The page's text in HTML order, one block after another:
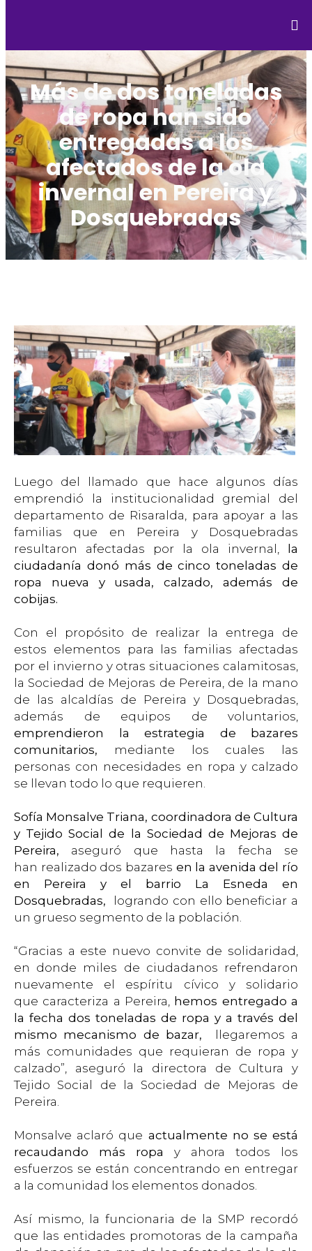
Más de dos toneladas
de ropa han sido
entregadas a los
afectados de la ola
invernal en Pereira y
Dosquebradas
Luego del llamado que hace algunos días
emprendió la institucionalidad gremial del
departamento de Risaralda, para apoyar a las
familias que en Pereira y Dosquebradas
resultaron afectadas por la ola invernal, la
ciudadanía donó más de cinco toneladas de
ropa nueva y usada, calzado, además de
cobijas.
Con el propósito de realizar la entrega de
estos elementos para las familias afectadas
por el invierno y otras situaciones calamitosas,
la Sociedad de Mejoras de Pereira, de la mano
de las alcaldías de Pereira y Dosquebradas,
además de equipos de voluntarios,
emprendieron la estrategia de bazares
comunitarios,
mediante los cuales las
personas con necesidades en ropa y calzado
se llevan todo lo que requieren.
Sofía Monsalve Triana, coordinadora de Cultura
y Tejido Social de la Sociedad de Mejoras de
Pereira, aseguró que hasta la fecha se
han realizado dos bazares en la avenida del río
en Pereira y el barrio La Esneda en
Dosquebradas,
logrando con ello beneficiar a
un grueso segmento de la población.
“Gracias a este nuevo convite de solidaridad,
en donde miles de ciudadanos refrendaron
nuevamente el espíritu cívico y solidario
que caracteriza a Pereira, hemos entregado a
la fecha dos toneladas de ropa y a través del
mismo mecanismo de bazar,
llegaremos a
más comunidades que requieran de ropa y
calzado”, aseguró la directora de Cultura y
Tejido Social de la Sociedad de Mejoras de
Pereira.
Monsalve aclaró que actualmente no se está
recaudando más ropa y ahora todos los
esfuerzos se están concentrando en entregar
a la comunidad los elementos donados.
Así mismo, la funcionaria de la SMP recordó
que las entidades promotoras de la campaña